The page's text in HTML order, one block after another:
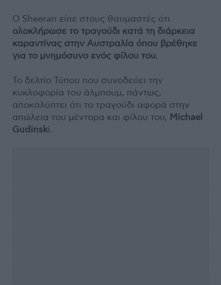
Ο Sheeran είπε στους θαυμαστές ότι
ολοκλήρωσε το τραγούδι κατά τη διάρκεια
καραντίνας στην Αυστραλία όπου βρέθηκε
για το μνημόσυνο ενός φίλου του.
Το δελτίο Τύπου που συνοδεύει την
κυκλοφορία του άλμπουμ, πάντως,
αποκαλύπτει ότι το τραγούδι αφορά στην
απώλεια του μέντορα και φίλου του, Michael
Gudinski.